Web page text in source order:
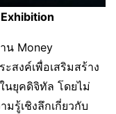
น Money
สงค์เพื่อเสริมสร้าง
นยุคดิจิทัล โดยไม่
มรู้เชิงลึกเกี่ยวกับ